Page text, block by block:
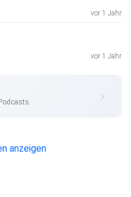
vor 1 Jahr
vor 1 Jahr
anzeigen